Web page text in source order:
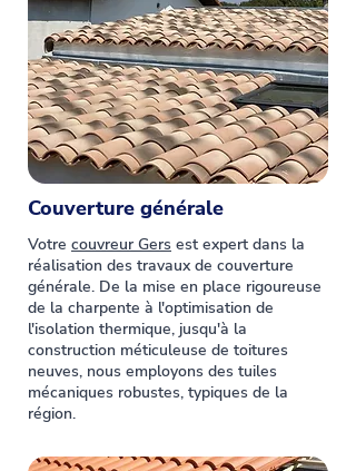
Couverture générale
Votre couvreur Gers est expert dans la
réalisation des travaux de couverture
générale. De la mise en place rigoureuse
de la charpente à l'optimisation de
l'isolation thermique, jusqu'à la
construction méticuleuse de toitures
neuves, nous employons des tuiles
mécaniques robustes, typiques de la
région.